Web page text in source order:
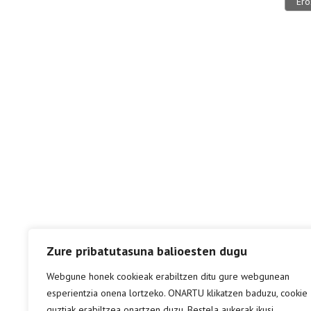
Zure pribatutasuna balioesten dugu
Webgune honek cookieak erabiltzen ditu gure webgunean
esperientzia onena lortzeko. ONARTU klikatzen baduzu, cookie